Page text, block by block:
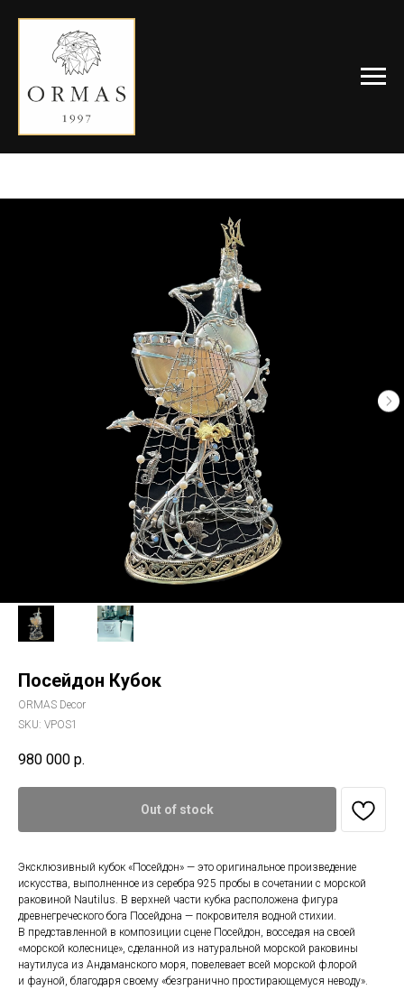
Посейдон Кубок
ORMAS Decor
SKU: VPOS1
980 000 р.
Out of stock
Эксклюзивный кубок «Посейдон» — это оригинальное произведение
искусства, выполненное из серебра 925 пробы в сочетании с морской
раковиной Nautilus. В верхней части кубка расположена фигура
древнегреческого бога Посейдона — покровителя водной стихии.
В представленной в композиции сцене Посейдон, восседая на своей
«морской колеснице», сделанной из натуральной морской раковины
наутилуса из Андаманского моря, повелевает всей морской флорой
и фауной, благодаря своему «безгранично простирающемуся неводу».